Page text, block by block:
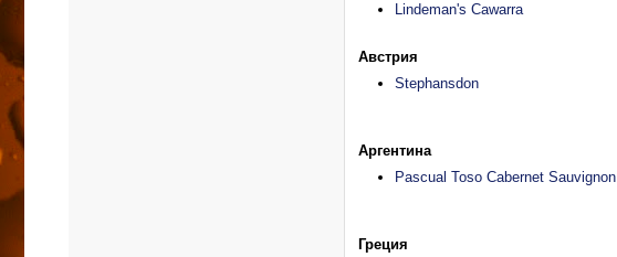
Lindeman's Cawarra
Австрия
Stephansdon
Аргентина
Pascual Toso Cabernet Sauvignon
Греция